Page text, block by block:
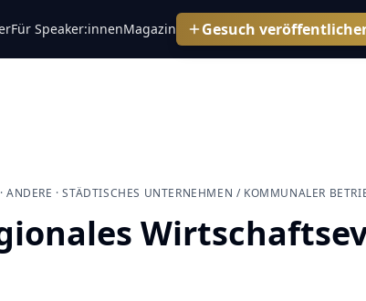
Für Speaker:innenMagazin Gesuch
ANDERE · STÄDTISCHES UNTERNEHMEN / KOMMUNALER